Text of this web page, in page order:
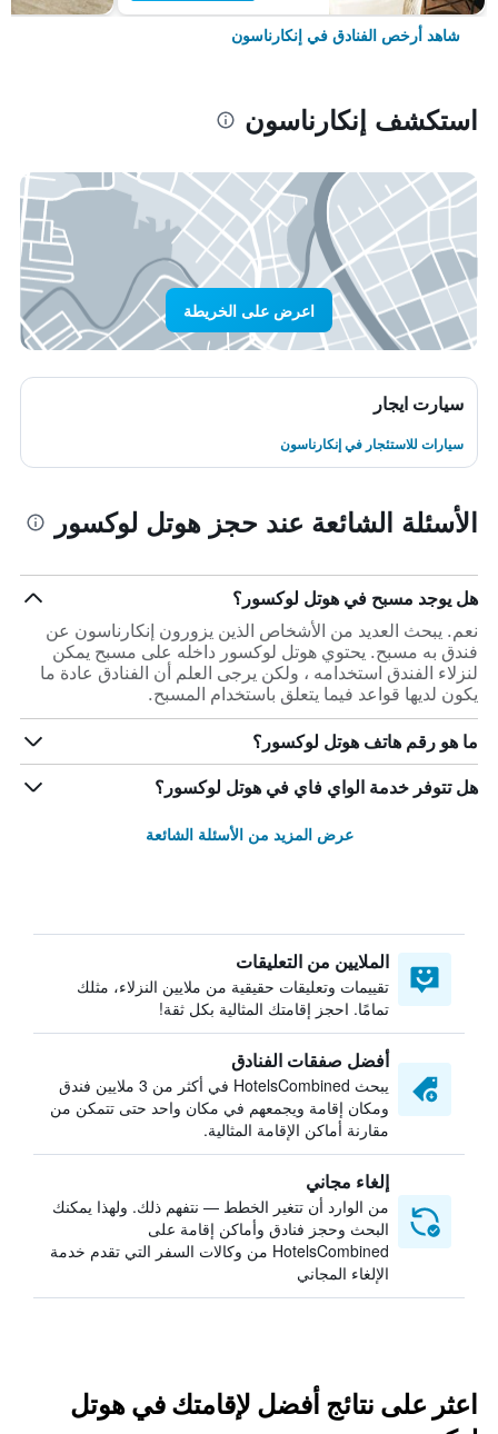
شاهد أرخص الفنادق في إنكارناسون
استكشف إنكارناسون
اعرض على الخريطة
سيارت ايجار
سيارات للاستئجار في إنكارناسون
الأسئلة الشائعة عند حجز هوتل لوكسور
هل يوجد مسبح في هوتل لوكسور؟
نعم. يبحث العديد من الأشخاص الذين يزورون إنكارناسون عن
فندق به مسبح. يحتوي هوتل لوكسور داخله على مسبح يمكن
لنزلاء الفندق استخدامه ، ولكن يرجى العلم أن الفنادق عادة ما
يكون لديها قواعد فيما يتعلق باستخدام المسبح.
ما هو رقم هاتف هوتل لوكسور؟
هل تتوفر خدمة الواي فاي في هوتل لوكسور؟
عرض المزيد من الأسئلة الشائعة
الملايين من التعليقات
تقييمات وتعليقات حقيقية من ملايين النزلاء، مثلك
تمامًا. احجز إقامتك المثالية بكل ثقة!
أفضل صفقات الفنادق
يبحث HotelsCombined في أكثر من 3 ملايين فندق
ومكان إقامة ويجمعهم في مكان واحد حتى تتمكن من
مقارنة أماكن الإقامة المثالية.
إلغاء مجاني
من الوارد أن تتغير الخطط — نتفهم ذلك. ولهذا يمكنك
البحث وحجز فنادق وأماكن إقامة على
HotelsCombined من وكالات السفر التي تقدم خدمة
الإلغاء المجاني
اعثر على نتائج أفضل لإقامتك في هوتل